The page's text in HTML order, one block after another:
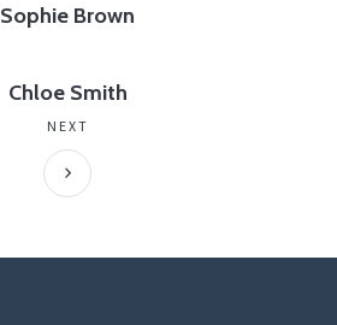
Sophie Brown
Chloe Smith
NEXT